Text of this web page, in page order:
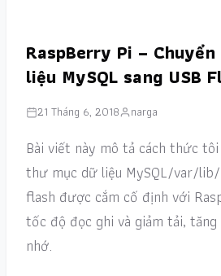
RaspBerry Pi –
liệu MySQL sang USB
21 Tháng 6, 2018 narga
Bài viết này mô tả cách thức
thư mục dữ liệu MySQL/var/
flash được cắm cố định với
tốc độ đọc ghi và giảm tải,
nhớ.